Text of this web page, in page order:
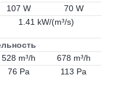
107 W
70 W
1.41 kW/(m³/s)
528 m³/h
678 m³/h
76 Pa 113 Pa